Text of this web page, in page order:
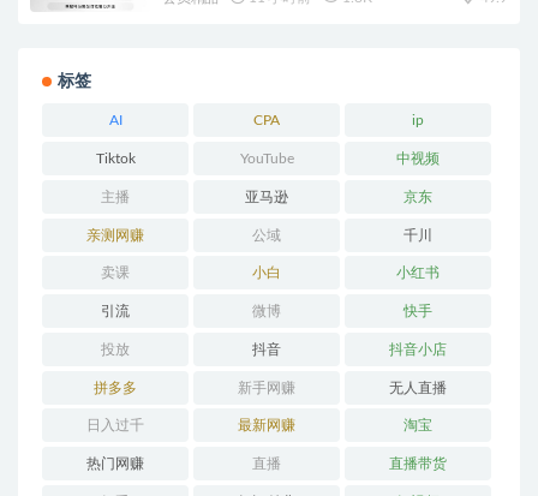
标签
AI CPA ip
Tiktok YouTube 中视频
主播 亚马逊 京东
亲测网赚 公域 千川
卖课 小白 小红书
引流 微博 快手
投放 抖音 抖音小店
拼多多 新手网赚 无人直播
日入过千 最新网赚 淘宝
热门网赚 直播 直播带货